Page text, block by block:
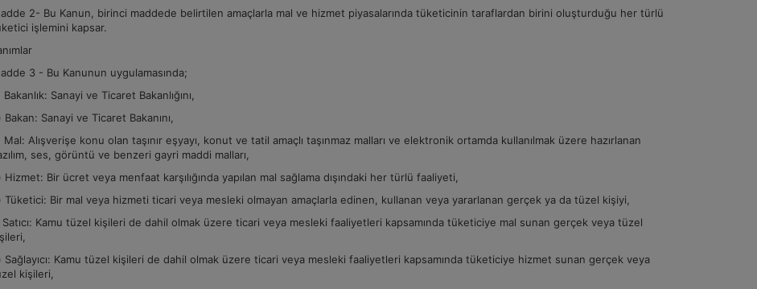
2- Bu Kanun, birinci maddede belirtilen amaçlarla mal ve hizmet piyasalarında tüketicinin taraflardan birini oluşturduğu her türlü
işlemini kapsar.
3 - Bu Kanunun uygulamasında;
Bakanlık: Sanayi ve Ticaret Bakanlığını,
Bakan: Sanayi ve Ticaret Bakanını,
Mal: Alışverişe konu olan taşınır eşyayı, konut ve tatil amaçlı taşınmaz malları ve elektronik ortamda kullanılmak üzere hazırlanan
ses, görüntü ve benzeri gayri maddi malları,
Hizmet: Bir ücret veya menfaat karşılığında yapılan mal sağlama dışındaki her türlü faaliyeti,
Tüketici: Bir mal veya hizmeti ticari veya mesleki olmayan amaçlarla edinen, kullanan veya yararlanan gerçek ya da tüzel kişiyi,
Kamu tüzel kişileri de dahil olmak üzere ticari veya mesleki faaliyetleri kapsamında tüketiciye mal sunan gerçek veya tüzel
Sağlayıcı: Kamu tüzel kişileri de dahil olmak üzere ticari veya mesleki faaliyetleri kapsamında tüketiciye hizmet sunan gerçek veya
kişileri,